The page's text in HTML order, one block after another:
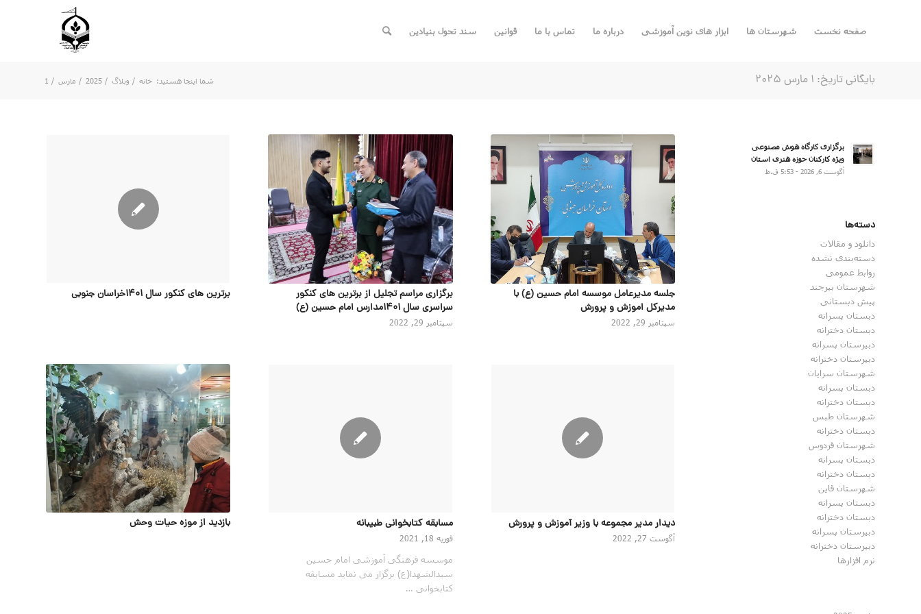
صفحه نخست شهرستان ها ابزار های نوین آموزشی درباره ما تماس با ما قوانین سند تحول بنیادین
بایگانی تاریخ: 1 مارس 2025 شما اینجا هستید: خانه / وبلاگ /
2025
/ مارس /
1
جلسه مدیرعامل موسسه امام حسین (ع) با
مدیرکل اموزش و پرورش
سپتامبر 29, 2022
برگزاری مراسم تجلیل از برترین های کنکور
سراسری سال ۱۴۰۱مدارس امام حسین (ع)
سپتامبر 29, 2022
برترین های کنکور سال 1401خراسان جنوبی
دیدار مدیر مجموعه با وزیر آموزش و پرورش
آگوست 27, 2022
مسابقه کتابخوانی طبیبانه
فوریه 18, 2021
موسسه فرهنگی آموزشی امام حسین
سیدالشهدا(ع) برگزار می نماید مسابقه
کتابخوانی …
بازدید از موزه حیات وحش
برگزاری کارگاه هوش مصنوعی
ویژه کارکنان حوزه هنری استان
آگوست 6, 2026 - 5:53 ق.ظ
دسته‌ها
دانلود و مقالات
دسته‌بندی نشده
روابط عمومی
شهرستان بیرجند
پیش دبستانی
دبستان پسرانه
دبستان دخترانه
دبیرستان پسرانه
دبیرستان دخترانه
شهرستان سرایان
دبستان پسرانه
دبستان دخترانه
شهرستان طبس
دبستان دخترانه
شهرستان فردوس
دبستان پسرانه
دبستان دخترانه
شهرستان قاین
دبستان پسرانه
دبستان دخترانه
دبیرستان پسرانه
دبیرستان دخترانه
نرم افزارها